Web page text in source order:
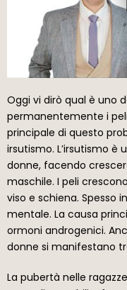
Oggi vi dirò qual è uno
permanentemente i
principale di questo
irsutismo. L’irsutismo è
donne, facendo
maschile. I peli
viso e schiena. Spesso
mentale. La causa
ormoni androgenici.
donne si manifestano
La pubertà nelle